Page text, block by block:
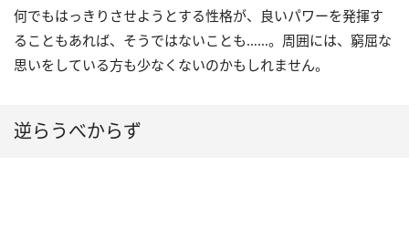
何でもはっきりさせようとする性格が、良いパワーを発揮す
ることもあれば、そうではないことも……。周囲には、窮屈な
思いをしている方も少なくないのかもしれません。
逆らうべからず